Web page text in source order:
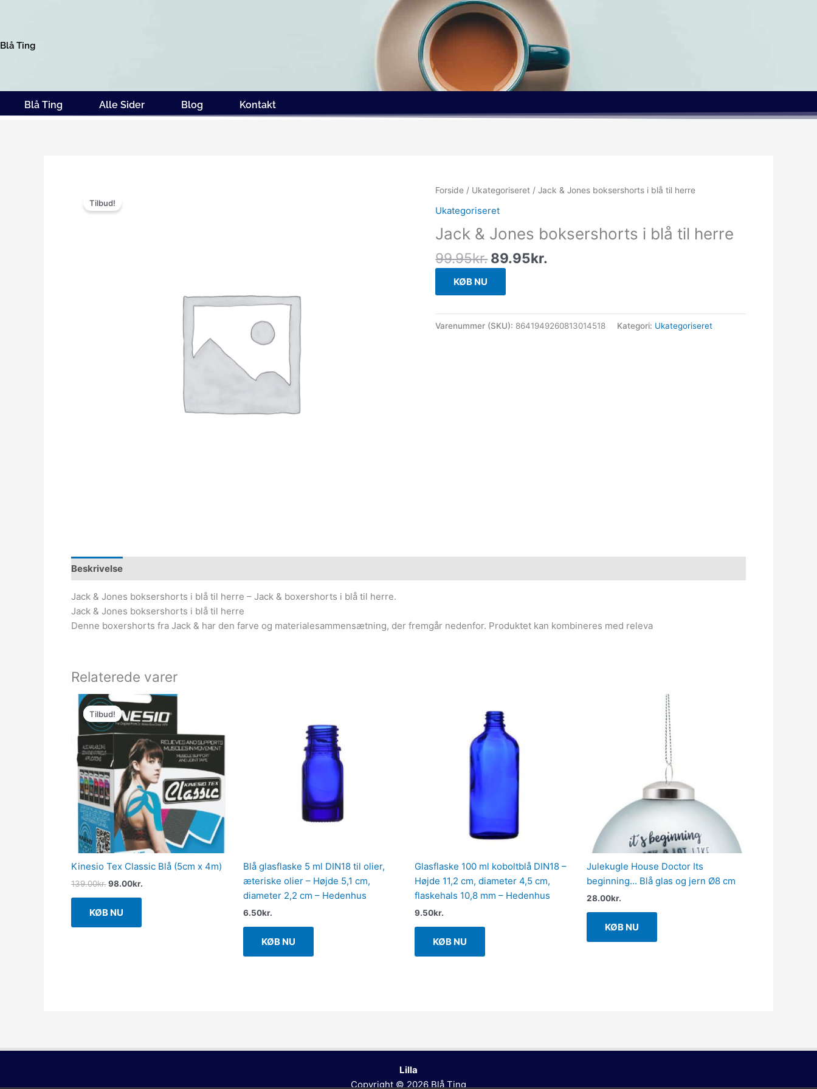
Blå Ting
Blå Ting Alle Sider Blog Kontakt
Tilbud!
Forside / Ukategoriseret / Jack & Jones boksershorts i blå til herre
Ukategoriseret
Jack & Jones boksershorts i blå til herre
99.95kr.
Den
oprindelige
pris
var:
89.95kr.
Den
er:
KØB NU
Varenummer (SKU): 8641949260813014518 Kategori: Ukategoriseret
Beskrivelse
Jack & Jones boksershorts i blå til herre – Jack & boxershorts i blå til herre.
Jack & Jones boksershorts i blå til herre
Denne boxershorts fra Jack & har den farve og materialesammensætning, der fremgår nedenfor. Produktet kan kombineres med releva
Relaterede varer
Tilbud!
Tilbud!
Kinesio Tex Classic Blå (5cm x 4m)
139.00kr.
Den
oprindelige
pris
var:
139.00kr..
98.00kr.
Den
pris
98.00kr..
KØB NU
Blå glasflaske 5 ml DIN18 til olier,
æteriske olier – Højde 5,1 cm,
diameter 2,2 cm – Hedenhus
6.50kr.
KØB NU
Glasflaske 100 ml koboltblå DIN18 –
Højde 11,2 cm, diameter 4,5 cm,
flaskehals 10,8 mm – Hedenhus
9.50kr.
KØB NU
Julekugle House Doctor Its
beginning… Blå glas og jern Ø8 cm
28.00kr.
KØB NU
Lilla
Copyright © 2026Blå Ting